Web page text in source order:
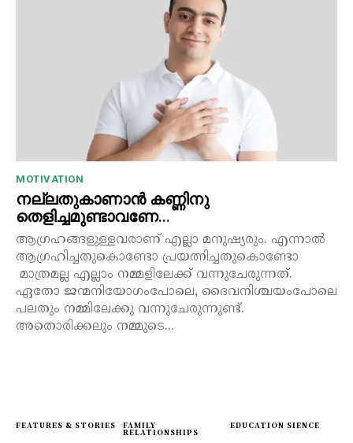
MOTIVATION
നല്ലതുകാണാൻ കണ്ണിനു
തെളിച്ചമുണ്ടാവണേ…
ആഗ്രഹങ്ങളുള്ളവരാണ് എല്ലാ മനുഷ്യരും. എന്നാൽ
ആഗ്രഹിച്ചതുകൊണ്ടോ പ്രയത്നിച്ചതുകൊണ്ടോ
മാത്രമല്ല എല്ലാം നമ്മളിലേക്ക് വന്നുചേരുന്നത്.
ഏതോ ജന്മനിയോഗംപോലെ, ദൈവനിശ്ചയംപോലെ
പലതും നമ്മിലേക്കു വന്നുചേരുന്നുണ്ട്.
അതൊരിക്കലും നമ്മുടെ...
FEATURES & STORIES FAMILY
RELATIONSHIPS
EDUCATION SIENCE